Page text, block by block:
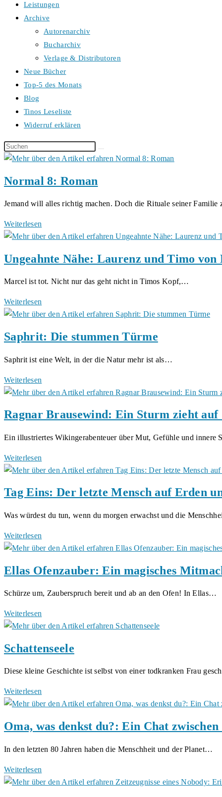
Leistungen
Archive
Autorenarchiv
Bucharchiv
Verlage & Distributoren
Neue Bücher
Top-5 des Monats
Blog
Tinos Leseliste
Widerruf erklären
Diese
Website
Normal 8: Roman
Jemand will alles richtig machen. Doch die Rituale seiner
Weiterlesen
8:
Ungeahnte Nähe: Laurenz und Timo
Marcel ist tot. Nicht nur das geht nicht in Timos Kopf,…
Weiterlesen
Nähe:
und
von
Kurfürst
Saphrit: Die stummen Türme
Saphrit ist eine Welt, in der die Natur mehr ist als…
Weiterlesen
Die
Türme
Ragnar Brausewind: Ein Sturm zieht auf
Ein illustriertes Wikingerabenteuer über Mut, Gefühle und innere
Weiterlesen
Brausewind:
Sturm
auf
Tag Eins: Der letzte Mensch auf Erden
Was würdest du tun, wenn du morgen erwachst und die
Weiterlesen
Eins:
letzte
auf
und
KI,
blieb
Florian
Schepke
Ellas Ofenzauber: Ein magisches
Schürze um, Zauberspruch bereit und ab an den Ofen! In Ellas…
Weiterlesen
Ofenzauber:
magisches
Backbuch
Serafina
Schattenseele
Diese kleine Geschichte ist selbst von einer todkranken Frau
Weiterlesen
Oma, was denkst du?: Ein Chat
In den letzten 80 Jahren haben die Menschheit und der Planet…
Weiterlesen
was